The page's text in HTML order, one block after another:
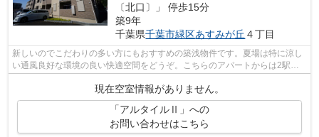
〔北口〕」 停歩15分
築9年
千葉県千葉市緑区あすみが丘 ４丁目
新しいのでこだわりの多い方にもおすすめの築浅物件です。夏場は特に涼し
い通風良好な環境の良い快適空間をどうぞ。こちらのアパートからは2駅が
利用圏内にあり、アクセスも便利です。...
現在空室情報がありません。
「アルタイルⅡ」への
お問い合わせはこちら